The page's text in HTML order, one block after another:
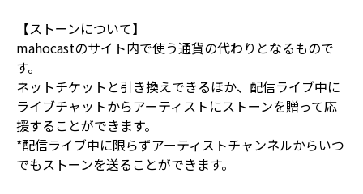
【ストーンについて】
mahocastのサイト内で使う通貨の代わりとなるもので
す。
ネットチケットと引き換えできるほか、配信ライブ中に
ライブチャットからアーティストにストーンを贈って応
援することができます。
*配信ライブ中に限らずアーティストチャンネルからいつ
でもストーンを送ることができます。